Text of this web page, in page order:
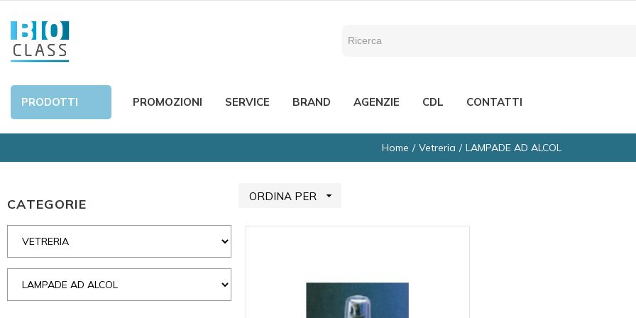
PRODOTTI PROMOZIONI SERVICE BRAND AGENZIE CDL CONTATTI
Home Vetreria LAMPADE AD ALCOL
CATEGORIE ORDINA PER 